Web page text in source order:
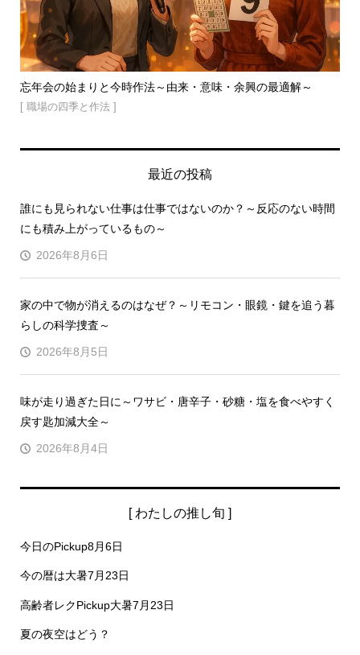
忘年会の始まりと今時作法～由来・意味・余興の最適解～
[ 職場の四季と作法 ]
最近の投稿
誰にも見られない仕事は仕事ではないのか？～反応のない時間
にも積み上がっているもの～
2026年8月6日
家の中で物が消えるのはなぜ？～リモコン・眼鏡・鍵を追う暮
らしの科学捜査～
2026年8月5日
味が走り過ぎた日に～ワサビ・唐辛子・砂糖・塩を食べやすく
戻す匙加減大全～
2026年8月4日
[ わたしの推し旬 ]
今日のPickup8月6日
今の暦は大暑7月23日
高齢者レクPickup大暑7月23日
夏の夜空はどう？